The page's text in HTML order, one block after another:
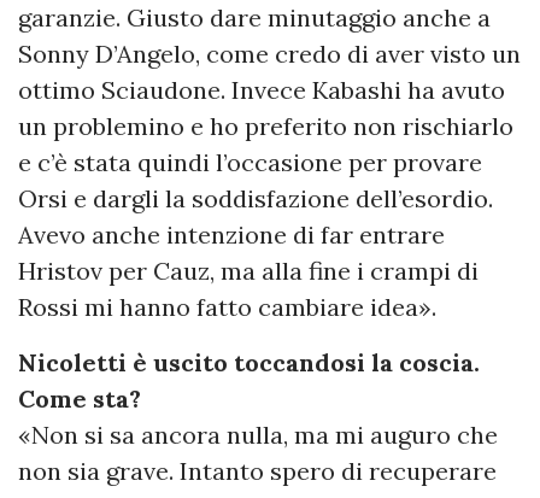
garanzie. Giusto dare minutaggio anche a
Sonny D’Angelo, come credo di aver visto un
ottimo Sciaudone. Invece Kabashi ha avuto
un problemino e ho preferito non rischiarlo
e c’è stata quindi l’occasione per provare
Orsi e dargli la soddisfazione dell’esordio.
Avevo anche intenzione di far entrare
Hristov per Cauz, ma alla fine i crampi di
Rossi mi hanno fatto cambiare idea».
Nicoletti è uscito toccandosi la coscia.
Come sta?
«Non si sa ancora nulla, ma mi auguro che
non sia grave. Intanto spero di recuperare